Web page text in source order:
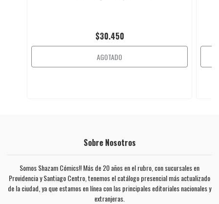
$30.450
AGOTADO
Sobre Nosotros
Somos Shazam Cómics!! Más de 20 años en el rubro, con sucursales en
Providencia y Santiago Centro, tenemos el catálogo presencial más actualizado
de la ciudad, ya que estamos en línea con las principales editoriales nacionales y
extranjeras.